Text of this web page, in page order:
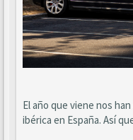
El año que viene nos
ibérica en España. Así